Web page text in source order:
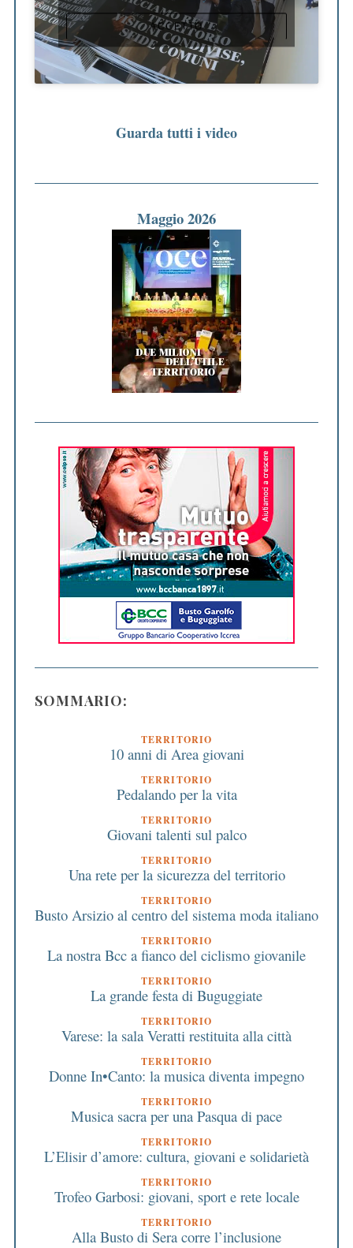
ACCETTO
Guarda tutti i video
Maggio 2026
SOMMARIO:
TERRITORIO
10 anni di Area giovani
TERRITORIO
Pedalando per la vita
TERRITORIO
Giovani talenti sul palco
TERRITORIO
Una rete per la sicurezza del territorio
TERRITORIO
Busto Arsizio al centro del sistema moda italiano
TERRITORIO
La nostra Bcc a fianco del ciclismo giovanile
TERRITORIO
La grande festa di Buguggiate
TERRITORIO
Varese: la sala Veratti restituita alla città
TERRITORIO
Donne In•Canto: la musica diventa impegno
TERRITORIO
Musica sacra per una Pasqua di pace
TERRITORIO
L’Elisir d’amore: cultura, giovani e solidarietà
TERRITORIO
Trofeo Garbosi: giovani, sport e rete locale
TERRITORIO
Alla Busto di Sera corre l’inclusione